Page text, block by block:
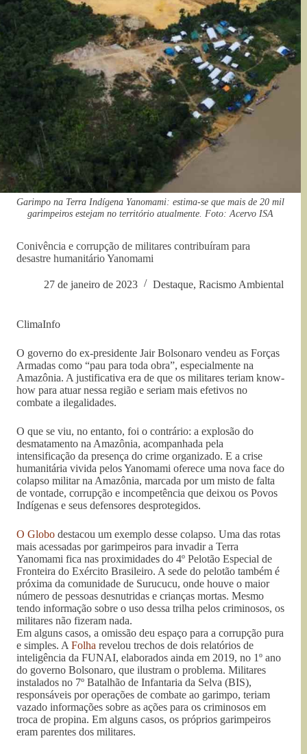
Garimpo na Terra Indígena Yanomami: estima-se que mais de 20 mil
garimpeiros estejam no território atualmente. Foto: Acervo ISA
Conivência e corrupção de militares contribuíram para
desastre humanitário Yanomami
27 de janeiro de 2023 Destaque, Racismo Ambiental
ClimaInfo
O governo do ex-presidente Jair Bolsonaro vendeu as Forças
Armadas como “pau para toda obra”, especialmente na
Amazônia. A justificativa era de que os militares teriam know-
how para atuar nessa região e seriam mais efetivos no
combate a ilegalidades.
O que se viu, no entanto, foi o contrário: a explosão do
desmatamento na Amazônia, acompanhada pela
intensificação da presença do crime organizado. E a crise
humanitária vivida pelos Yanomami oferece uma nova face do
colapso militar na Amazônia, marcada por um misto de falta
de vontade, corrupção e incompetência que deixou os Povos
Indígenas e seus defensores desprotegidos.
O Globo destacou um exemplo desse colapso. Uma das rotas
mais acessadas por garimpeiros para invadir a Terra
Yanomami fica nas proximidades do 4º Pelotão Especial de
Fronteira do Exército Brasileiro. A sede do pelotão também é
próxima da comunidade de Surucucu, onde houve o maior
número de pessoas desnutridas e crianças mortas. Mesmo
tendo informação sobre o uso dessa trilha pelos criminosos, os
militares não fizeram nada.
Em alguns casos, a omissão deu espaço para a corrupção pura
e simples. A Folha revelou trechos de dois relatórios de
inteligência da FUNAI, elaborados ainda em 2019, no 1º ano
do governo Bolsonaro, que ilustram o problema. Militares
instalados no 7º Batalhão de Infantaria da Selva (BIS),
responsáveis por operações de combate ao garimpo, teriam
vazado informações sobre as ações para os criminosos em
troca de propina. Em alguns casos, os próprios garimpeiros
eram parentes dos militares.